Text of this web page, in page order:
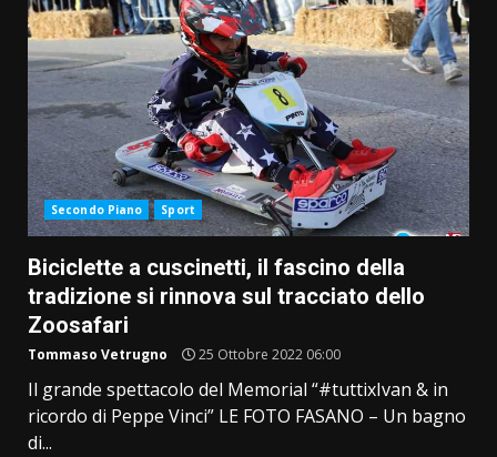
Secondo Piano Sport
Biciclette a cuscinetti, il fascino della
tradizione si rinnova sul tracciato dello
Zoosafari
Tommaso Vetrugno 25 Ottobre 2022 06:00
Il grande spettacolo del Memorial “#tuttixIvan & in
ricordo di Peppe Vinci” LE FOTO FASANO ­– Un bagno
di...